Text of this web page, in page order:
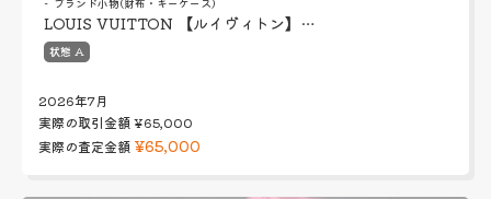
LOUIS VUITTON 【ルイヴィトン】…
状態 A
2026年7月
実際の取引金額¥65,000
実際の査定金額 ¥65,000